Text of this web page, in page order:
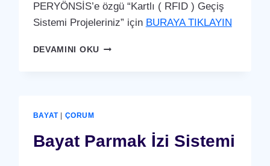
PERYÖNSİS’e özgü “Kartlı ( RFID ) Geçiş
Sistemi Projeleriniz” için BURAYA TIKLAYIN
DEVAMINI OKUBAYAT
BAYAT| ÇORUM
Bayat Parmak İzi Sistemi